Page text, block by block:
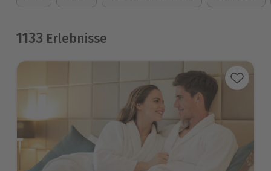
1133 Erlebnisse